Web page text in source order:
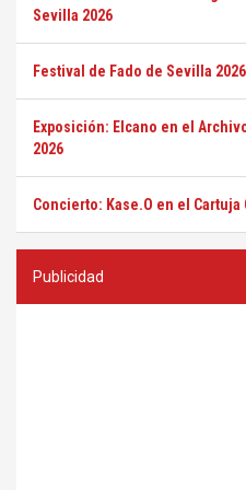
Sevilla 2026
Festival de Fado de Sevilla 2026
Exposición: Elcano en el
2026
Concierto: Kase.O en el
Publicidad